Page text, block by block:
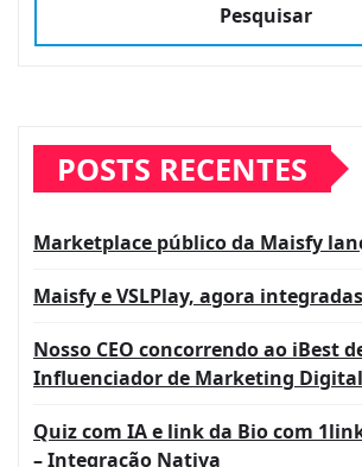
Pesquisar
POSTS RECENTES
Marketplace público da Maisfy
Maisfy e VSLPlay, agora
Nosso CEO concorrendo ao iBest
Influenciador de Marketing Digital
Quiz com IA e link da Bio com
– Integração Nativa